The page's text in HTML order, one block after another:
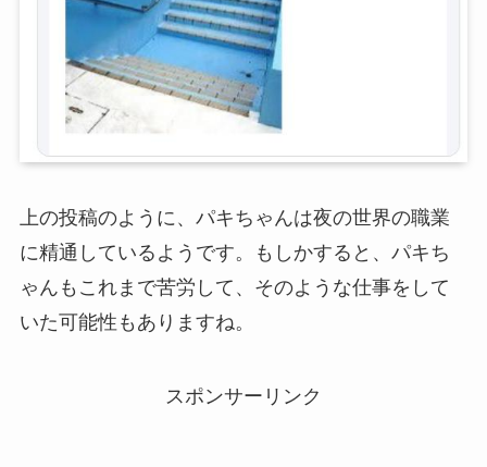
上の投稿のように、パキちゃんは夜の世界の職業
に精通しているようです。もしかすると、パキち
ゃんもこれまで苦労して、そのような仕事をして
いた可能性もありますね。
スポンサーリンク